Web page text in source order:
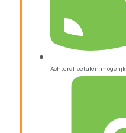
Achteraf betalen mogelijk